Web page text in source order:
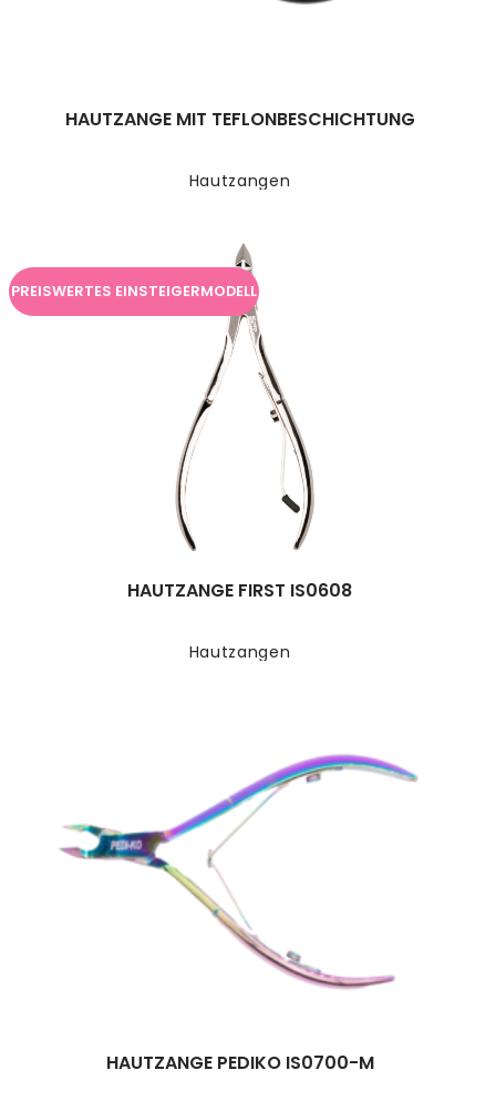
Hautzangen
HAUTZANGE MIT TEFLONBESCHICHTUNG
PREISWERTES EINSTEIGERMODELL
Hautzangen
HAUTZANGE FIRST IS0608
HAUTZANGE PEDIKO IS0700-M